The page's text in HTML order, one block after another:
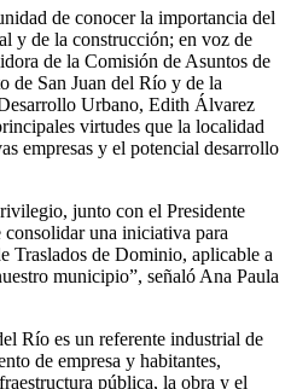
de conocer la importancia del
y de la construcción; en voz de
de la Comisión de Asuntos de
de San Juan del Río y de la
Urbano, Edith Álvarez
virtudes que la localidad
empresas y el potencial desarrollo
junto con el Presidente
una iniciativa para
Traslados de Dominio, aplicable a
municipio”, señaló Ana Paula
Río es un referente industrial de
de empresa y habitantes,
pública, la obra y el